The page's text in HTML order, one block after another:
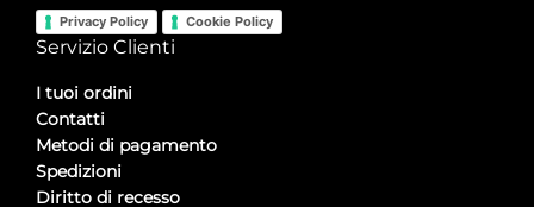
Privacy Policy Cookie Policy
Servizio Clienti
I tuoi ordini
Contatti
Metodi di pagamento
Spedizioni
Diritto di recesso